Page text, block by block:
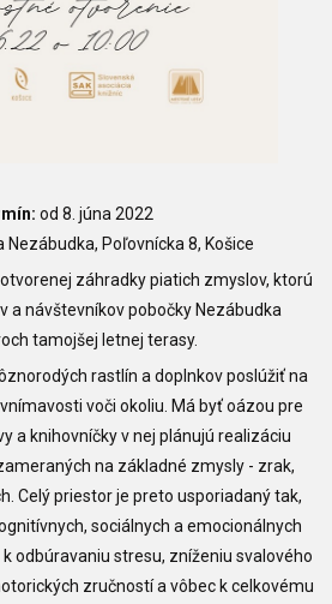
od 8. júna 2022
Nezábudka, Poľovnícka 8, Košice
záhradky piatich zmyslov, ktorú
a návštevníkov pobočky Nezábudka
tamojšej letnej terasy.
rastlín a doplnkov poslúžiť na
voči okoliu. Má byť oázou pre
a knihovníčky v nej plánujú realizáciu
na základné zmysly - zrak,
Celý priestor je preto usporiadaný tak,
sociálnych a emocionálnych
odbúravaniu stresu, zníženiu svalového
zručností a vôbec k celkovému